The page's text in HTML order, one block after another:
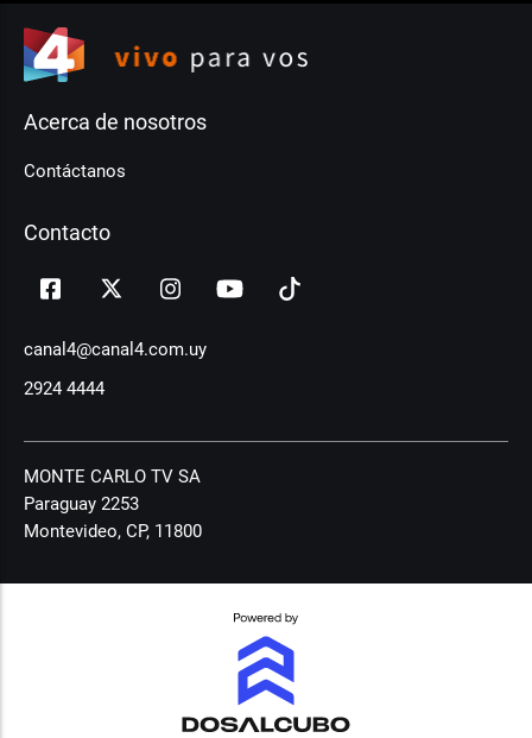
Acerca de nosotros
Contáctanos
Contacto
canal4@canal4.com.uy
2924 4444
MONTE CARLO TV SA
Paraguay 2253
Montevideo, CP, 11800